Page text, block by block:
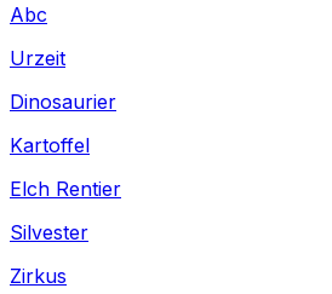
Abc
Urzeit
Dinosaurier
Kartoffel
Elch Rentier
Silvester
Zirkus